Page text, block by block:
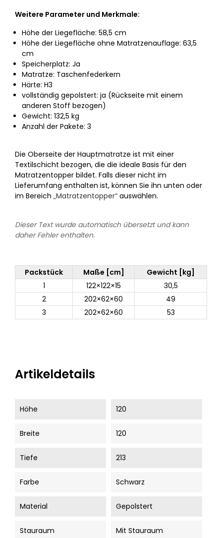
Weitere Parameter und Merkmale:
Höhe der Liegefläche: 58,5 cm
Höhe der Liegefläche ohne Matratzenauflage: 63,5
cm
Speicherplatz: Ja
Matratze: Taschenfederkern
Härte: H3
vollständig gepolstert: ja (Rückseite mit einem
anderen Stoff bezogen)
Gewicht: 132,5 kg
Anzahl der Pakete: 3
Die Oberseite der Hauptmatratze ist mit einer
Textilschicht bezogen, die die ideale Basis für den
Matratzentopper bildet. Falls dieser nicht im
Lieferumfang enthalten ist, können Sie ihn unten oder
im Bereich „Matratzentopper“ auswählen.
Dieser Text wurde automatisch übersetzt und kann
daher Fehler enthalten.
Packstück Maße [cm]
Gewicht [kg]
1
122×122×15
30,5
2
202×62×60
49
3
202×62×60 53
Artikeldetails
Höhe 120
Breite 120
Tiefe 213
Farbe Schwarz
Material Gepolstert
Stauraum Mit Stauraum